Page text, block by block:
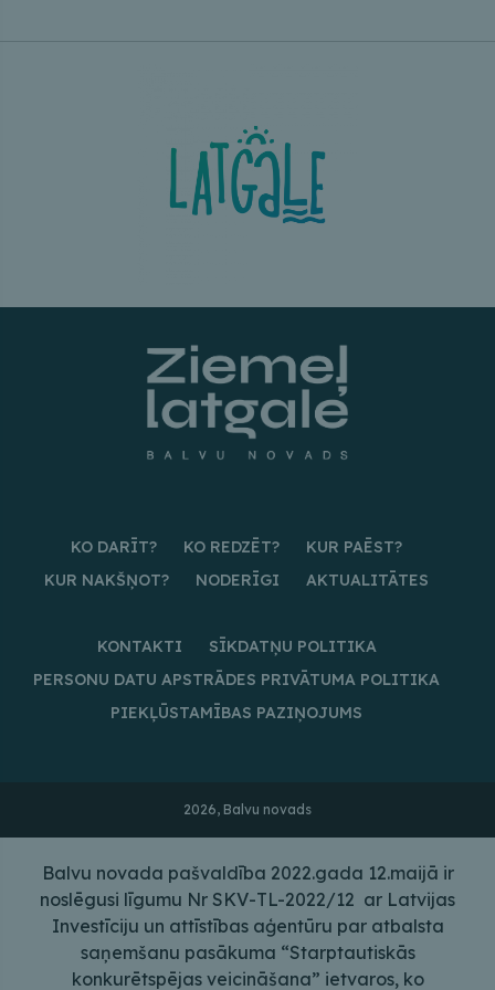
KO DARĪT? KO REDZĒT?
KUR PAĒST?
KUR NAKŠŅOT?
NODERĪGI AKTUALITĀTES
KONTAKTI
SĪKDATŅU POLITIKA
PERSONU DATU APSTRĀDES PRIVĀTUMA POLITIKA
PIEKĻŪSTAMĪBAS PAZIŅOJUMS
2026, Balvu novads
Balvu novada pašvaldība 2022.gada 12.maijā ir
noslēgusi līgumu Nr SKV-TL-2022/12 ar Latvijas
Investīciju un attīstības aģentūru par atbalsta
saņemšanu pasākuma “Starptautiskās
konkurētspējas veicināšana” ietvaros, ko